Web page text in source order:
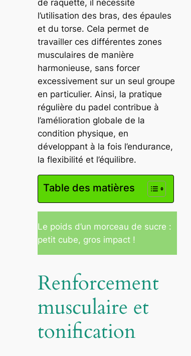
de raquette, il nécessite
l’utilisation des bras, des épaules
et du torse. Cela permet de
travailler ces différentes zones
musculaires de manière
harmonieuse, sans forcer
excessivement sur un seul groupe
en particulier. Ainsi, la pratique
régulière du padel contribue à
l’amélioration globale de la
condition physique, en
développant à la fois l’endurance,
la flexibilité et l’équilibre.
Table des matières
Le poids d’un morceau de sucre :
petit cube, gros impact !
Renforcement
musculaire et
tonification